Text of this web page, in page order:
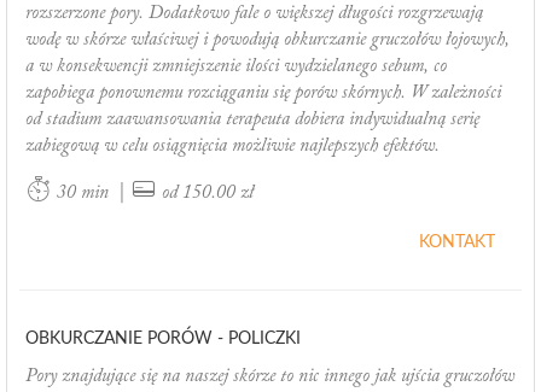
rozszerzone pory. Dodatkowo fale o większej długości rozgrzewają
wodę w skórze właściwej i powodują obkurczanie gruczołów łojowych,
a w konsekwencji zmniejszenie ilości wydzielanego sebum, co
zapobiega ponownemu rozciąganiu się porów skórnych. W zależności
od stadium zaawansowania terapeuta dobiera indywidualną serię
zabiegową w celu osiągnięcia możliwie najlepszych efektów.
30 min od 150.00 zł
KONTAKT
OBKURCZANIE PORÓW - POLICZKI
Pory znajdujące się na naszej skórze to nic innego jak ujścia gruczołów